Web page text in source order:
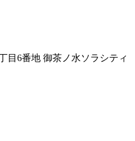
目6番地 御茶ノ水ソラシティ